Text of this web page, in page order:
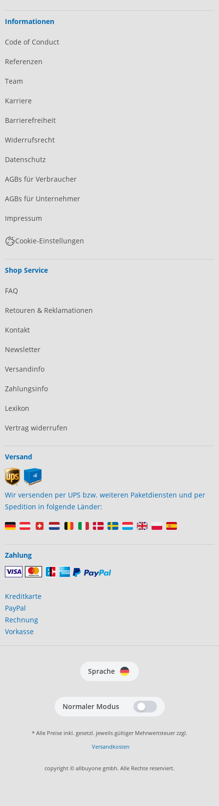
Informationen
Code of Conduct
Referenzen
Team
Karriere
Barrierefreiheit
Widerrufsrecht
Datenschutz
AGBs für Verbraucher
AGBs für Unternehmer
Impressum
Cookie-Einstellungen
Shop Service
FAQ
Retouren & Reklamationen
Kontakt
Newsletter
Versandinfo
Zahlungsinfo
Lexikon
Vertrag widerrufen
Versand
Wir versenden per UPS bzw. weiteren Paketdiensten und per
Spedition in folgende Länder:
Zahlung
Kreditkarte
PayPal
Rechnung
Vorkasse
Sprache
Normaler Modus
* Alle Preise inkl. gesetzl. jeweils gültiger Mehrwertsteuer zzgl.
Versandkosten
copyright © allbuyone gmbh. Alle Rechte reserviert.